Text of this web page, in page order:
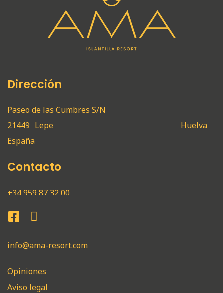
Dirección
Paseo de las Cumbres S/N
21449 Lepe
Huelva
España
Contacto
+34 959 87 32 00
info@ama-resort.com
Opiniones
Aviso legal